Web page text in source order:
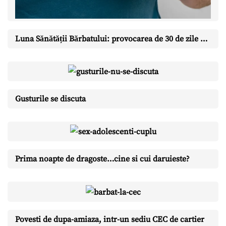
Luna Sănătății Bărbatului: provocarea de 30 de zile cu care îți schimbi anul
Gusturile se discuta
Prima noapte de dragoste…cine si cui daruieste?
Povesti de dupa-amiaza, intr-un sediu CEC de cartier